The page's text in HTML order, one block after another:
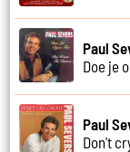
Paul
Doe je
Paul
Don't